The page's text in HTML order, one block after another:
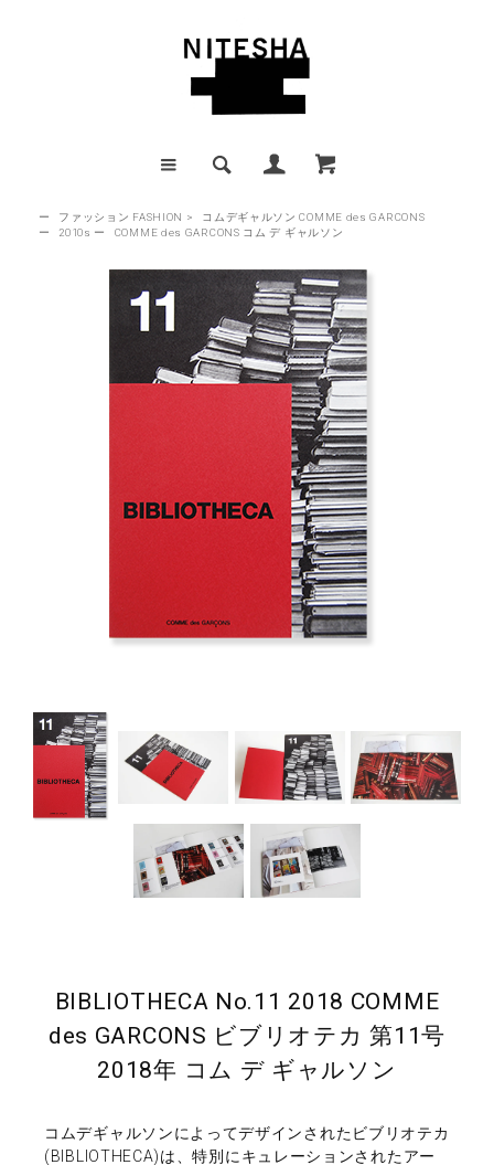
ー ファッション FASHION >
コムデギャルソン COMME des GARCONS
ー
2010s ー COMME des GARCONS コム デ ギャルソン
BIBLIOTHECA No.11 2018 COMME
des GARCONS ビブリオテカ 第11号
2018年 コム デ ギャルソン
コムデギャルソンによってデザインされたビブリオテカ
(BIBLIOTHECA)は、特別にキュレーションされたアー